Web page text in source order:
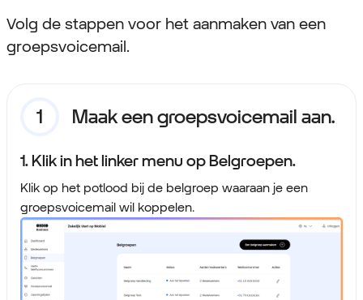
Volg de stappen voor het aanmaken van een
groepsvoicemail.
Maak een groepsvoicemail aan.
1. Klik in het linker menu op Belgroepen.
Klik op het potlood bij de belgroep waaraan je een
groepsvoicemail wil koppelen.